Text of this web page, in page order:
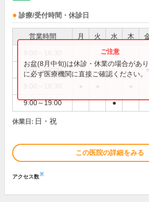
診療/受付時間・休診日
営業時間 月 火 水 木
9:00～18:00 ●
9:00～19:00 ●
お盆(8月中旬)は休診・休業の場合があ
に必ず医療機関に直接ご確認ください。
休業日: 日・祝
この医院の詳細をみる
アクセス数※